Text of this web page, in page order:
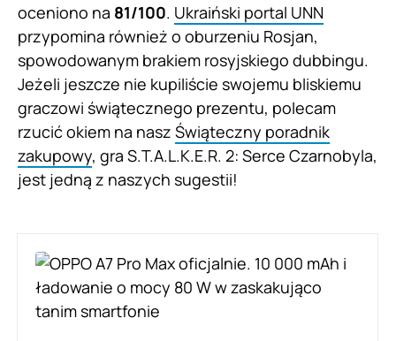
oceniono na 81/100. Ukraiński portal UNN
przypomina również o oburzeniu Rosjan,
spowodowanym brakiem rosyjskiego dubbingu.
Jeżeli jeszcze nie kupiliście swojemu bliskiemu
graczowi świątecznego prezentu, polecam
rzucić okiem na nasz Świąteczny poradnik
zakupowy, gra S.T.A.L.K.E.R. 2: Serce Czarnobyla,
jest jedną z naszych sugestii!